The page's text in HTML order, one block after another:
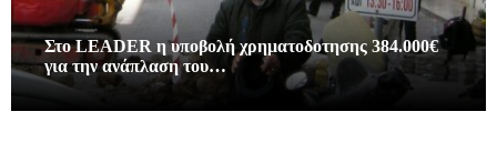
Στο LEADER η υποβολή χρηματοδοτησης 384.000€
για την ανάπλαση του…